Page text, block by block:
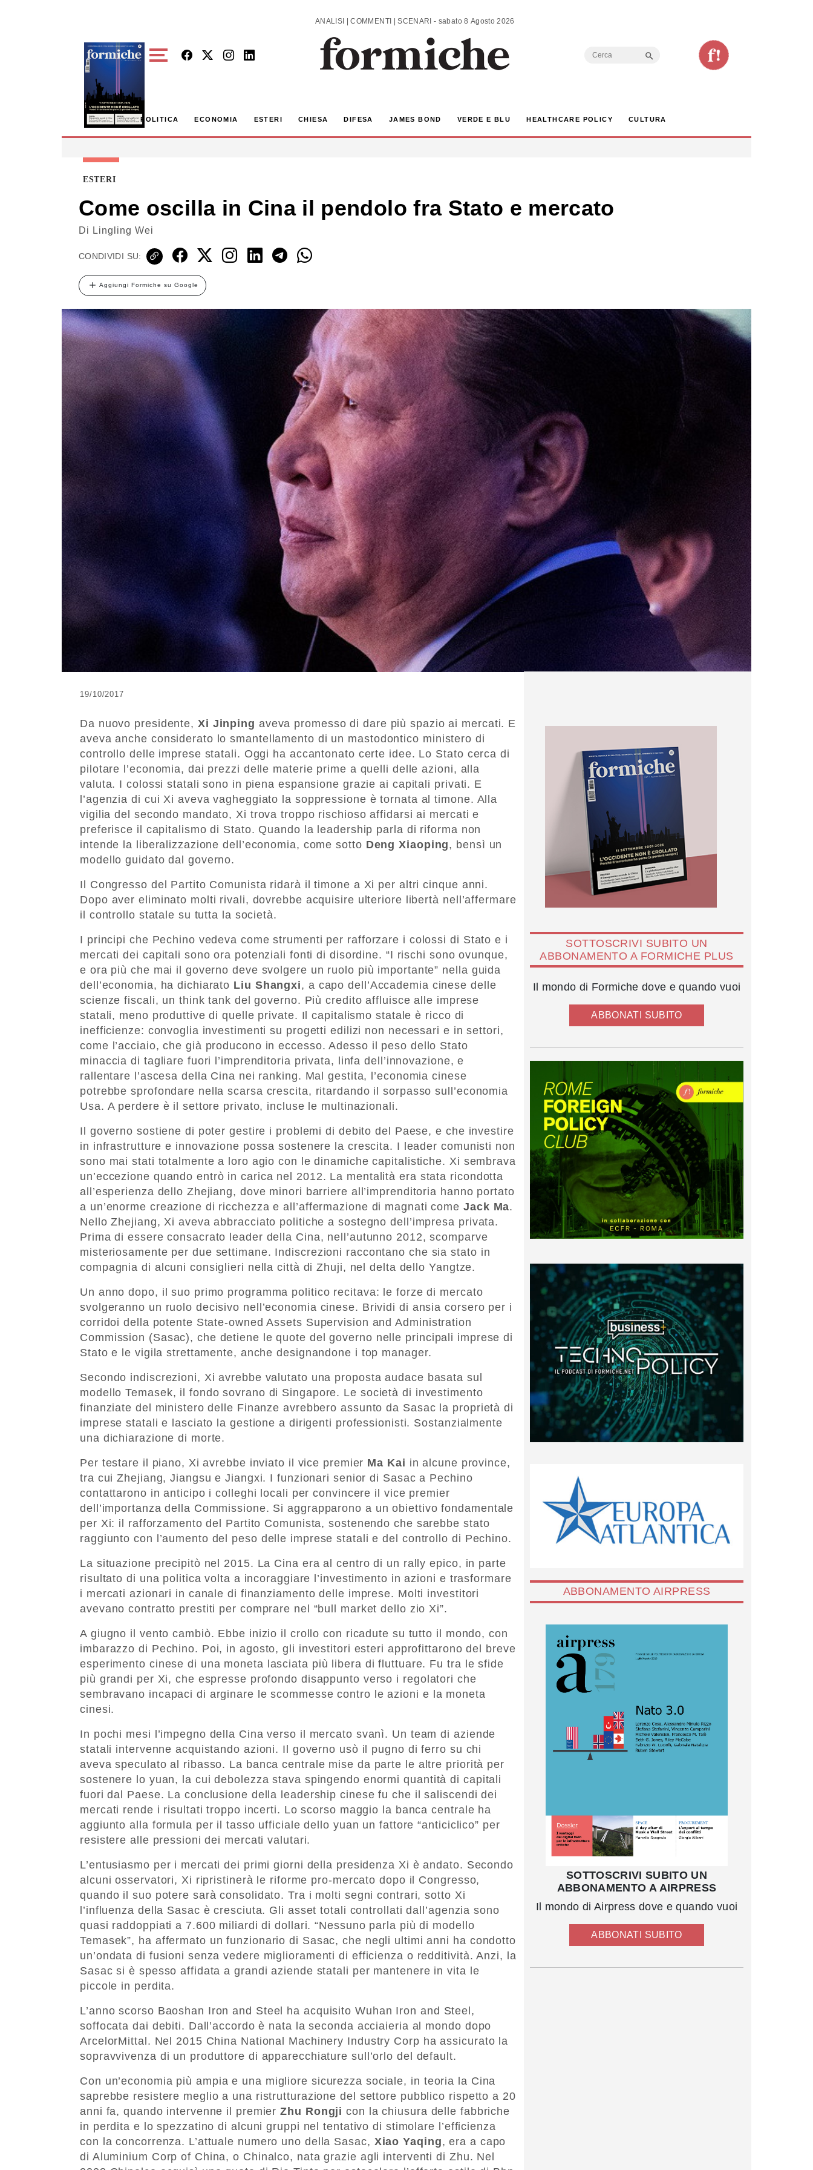
ANALISI | COMMENTI | SCENARI - sabato 8 Agosto 2026
Search
POLITICA ECONOMIA ESTERI CHIESA DIFESA JAMES BOND VERDE E BLU HEALTHCARE POLICY CULTURA
ESTERI
Come oscilla in Cina il pendolo fra Stato e mercato
Di Lingling Wei
CONDIVIDI SU:
Aggiungi Formiche su Google
19/10/2017
Da nuovo presidente, Xi Jinping aveva promesso di dare più spazio ai mercati. E
aveva anche considerato lo smantellamento di un mastodontico ministero di
controllo delle imprese statali. Oggi ha accantonato certe idee. Lo Stato cerca di
pilotare l’economia, dai prezzi delle materie prime a quelli delle azioni, alla
valuta. I colossi statali sono in piena espansione grazie ai capitali privati. E
l’agenzia di cui Xi aveva vagheggiato la soppressione è tornata al timone. Alla
vigilia del secondo mandato, Xi trova troppo rischioso affidarsi ai mercati e
preferisce il capitalismo di Stato. Quando la leadership parla di riforma non
intende la liberalizzazione dell’economia, come sotto Deng Xiaoping, bensì un
modello guidato dal governo.
Il Congresso del Partito Comunista ridarà il timone a Xi per altri cinque anni.
Dopo aver eliminato molti rivali, dovrebbe acquisire ulteriore libertà nell’affermare
il controllo statale su tutta la società.
I principi che Pechino vedeva come strumenti per rafforzare i colossi di Stato e i
mercati dei capitali sono ora potenziali fonti di disordine. “I rischi sono ovunque,
e ora più che mai il governo deve svolgere un ruolo più importante” nella guida
dell’economia, ha dichiarato Liu Shangxi, a capo dell’Accademia cinese delle
scienze fiscali, un think tank del governo. Più credito affluisce alle imprese
statali, meno produttive di quelle private. Il capitalismo statale è ricco di
inefficienze: convoglia investimenti su progetti edilizi non necessari e in settori,
come l’acciaio, che già producono in eccesso. Adesso il peso dello Stato
minaccia di tagliare fuori l’imprenditoria privata, linfa dell’innovazione, e
rallentare l’ascesa della Cina nei ranking. Mal gestita, l’economia cinese
potrebbe sprofondare nella scarsa crescita, ritardando il sorpasso sull’economia
Usa. A perdere è il settore privato, incluse le multinazionali.
Il governo sostiene di poter gestire i problemi di debito del Paese, e che investire
in infrastrutture e innovazione possa sostenere la crescita. I leader comunisti non
sono mai stati totalmente a loro agio con le dinamiche capitalistiche. Xi sembrava
un’eccezione quando entrò in carica nel 2012. La mentalità era stata ricondotta
all’esperienza dello Zhejiang, dove minori barriere all’imprenditoria hanno portato
a un’enorme creazione di ricchezza e all’affermazione di magnati comeJack Ma.
Nello Zhejiang, Xi aveva abbracciato politiche a sostegno dell’impresa privata.
Prima di essere consacrato leader della Cina, nell’autunno 2012, scomparve
misteriosamente per due settimane. Indiscrezioni raccontano che sia stato in
compagnia di alcuni consiglieri nella città di Zhuji, nel delta dello Yangtze.
Un anno dopo, il suo primo programma politico recitava: le forze di mercato
svolgeranno un ruolo decisivo nell’economia cinese. Brividi di ansia corsero per i
corridoi della potente State-owned Assets Supervision and Administration
Commission (Sasac), che detiene le quote del governo nelle principali imprese di
Stato e le vigila strettamente, anche designandone i top manager.
Secondo indiscrezioni, Xi avrebbe valutato una proposta audace basata sul
modello Temasek, il fondo sovrano di Singapore. Le società di investimento
finanziate del ministero delle Finanze avrebbero assunto da Sasac la proprietà di
imprese statali e lasciato la gestione a dirigenti professionisti. Sostanzialmente
una dichiarazione di morte.
Per testare il piano, Xi avrebbe inviato il vice premier Ma Kai in alcune province,
tra cui Zhejiang, Jiangsu e Jiangxi. I funzionari senior di Sasac a Pechino
contattarono in anticipo i colleghi locali per convincere il vice premier
dell’importanza della Commissione. Si aggrapparono a un obiettivo fondamentale
per Xi: il rafforzamento del Partito Comunista, sostenendo che sarebbe stato
raggiunto con l’aumento del peso delle imprese statali e del controllo di Pechino.
La situazione precipitò nel 2015. La Cina era al centro di un rally epico, in parte
risultato di una politica volta a incoraggiare l’investimento in azioni e trasformare
i mercati azionari in canale di finanziamento delle imprese. Molti investitori
avevano contratto prestiti per comprare nel “bull market dello zio Xi”.
A giugno il vento cambiò. Ebbe inizio il crollo con ricadute su tutto il mondo, con
imbarazzo di Pechino. Poi, in agosto, gli investitori esteri approfittarono del breve
esperimento cinese di una moneta lasciata più libera di fluttuare. Fu tra le sfide
più grandi per Xi, che espresse profondo disappunto verso i regolatori che
sembravano incapaci di arginare le scommesse contro le azioni e la moneta
cinesi.
In pochi mesi l’impegno della Cina verso il mercato svanì. Un team di aziende
statali intervenne acquistando azioni. Il governo usò il pugno di ferro su chi
aveva speculato al ribasso. La banca centrale mise da parte le altre priorità per
sostenere lo yuan, la cui debolezza stava spingendo enormi quantità di capitali
fuori dal Paese. La conclusione della leadership cinese fu che il saliscendi dei
mercati rende i risultati troppo incerti. Lo scorso maggio la banca centrale ha
aggiunto alla formula per il tasso ufficiale dello yuan un fattore “anticiclico” per
resistere alle pressioni dei mercati valutari.
L’entusiasmo per i mercati dei primi giorni della presidenza Xi è andato. Secondo
alcuni osservatori, Xi ripristinerà le riforme pro-mercato dopo il Congresso,
quando il suo potere sarà consolidato. Tra i molti segni contrari, sotto Xi
l’influenza della Sasac è cresciuta. Gli asset totali controllati dall’agenzia sono
quasi raddoppiati a 7.600 miliardi di dollari. “Nessuno parla più di modello
Temasek”, ha affermato un funzionario di Sasac, che negli ultimi anni ha condotto
un’ondata di fusioni senza vedere miglioramenti di efficienza o redditività. Anzi, la
Sasac si è spesso affidata a grandi aziende statali per mantenere in vita le
piccole in perdita.
L’anno scorso Baoshan Iron and Steel ha acquisito Wuhan Iron and Steel,
soffocata dai debiti. Dall’accordo è nata la seconda acciaieria al mondo dopo
ArcelorMittal. Nel 2015 China National Machinery Industry Corp ha assicurato la
sopravvivenza di un produttore di apparecchiature sull’orlo del default.
Con un’economia più ampia e una migliore sicurezza sociale, in teoria la Cina
saprebbe resistere meglio a una ristrutturazione del settore pubblico rispetto a 20
anni fa, quando intervenne il premier Zhu Rongji con la chiusura delle fabbriche
in perdita e lo spezzatino di alcuni gruppi nel tentativo di stimolare l’efficienza
con la concorrenza. L’attuale numero uno della Sasac, Xiao Yaqing, era a capo
di Aluminium Corp of China, o Chinalco, nata grazie agli interventi di Zhu. Nel
SOTTOSCRIVI SUBITO UN
ABBONAMENTO A FORMICHE PLUS
Il mondo di Formiche dove e quando vuoi
ABBONATI SUBITO
ABBONAMENTO AIRPRESS
SOTTOSCRIVI SUBITO UN
ABBONAMENTO A AIRPRESS
Il mondo di Airpress dove e quando vuoi
ABBONATI SUBITO